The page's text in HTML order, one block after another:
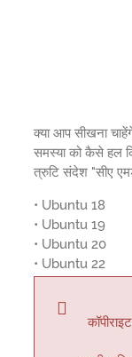
क्या आप सीखना
समस्या को कैसे हल
त्रुटि संदेश "सीए
• Ubuntu 18
• Ubuntu 19
• Ubuntu 20
• Ubuntu 22